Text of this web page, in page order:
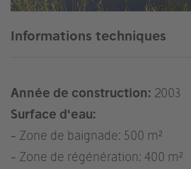
Informations techniques
Année de construction: 2003
Surface d‘eau:
- Zone de baignade: 500 m²
- Zone de régénération: 400 m²